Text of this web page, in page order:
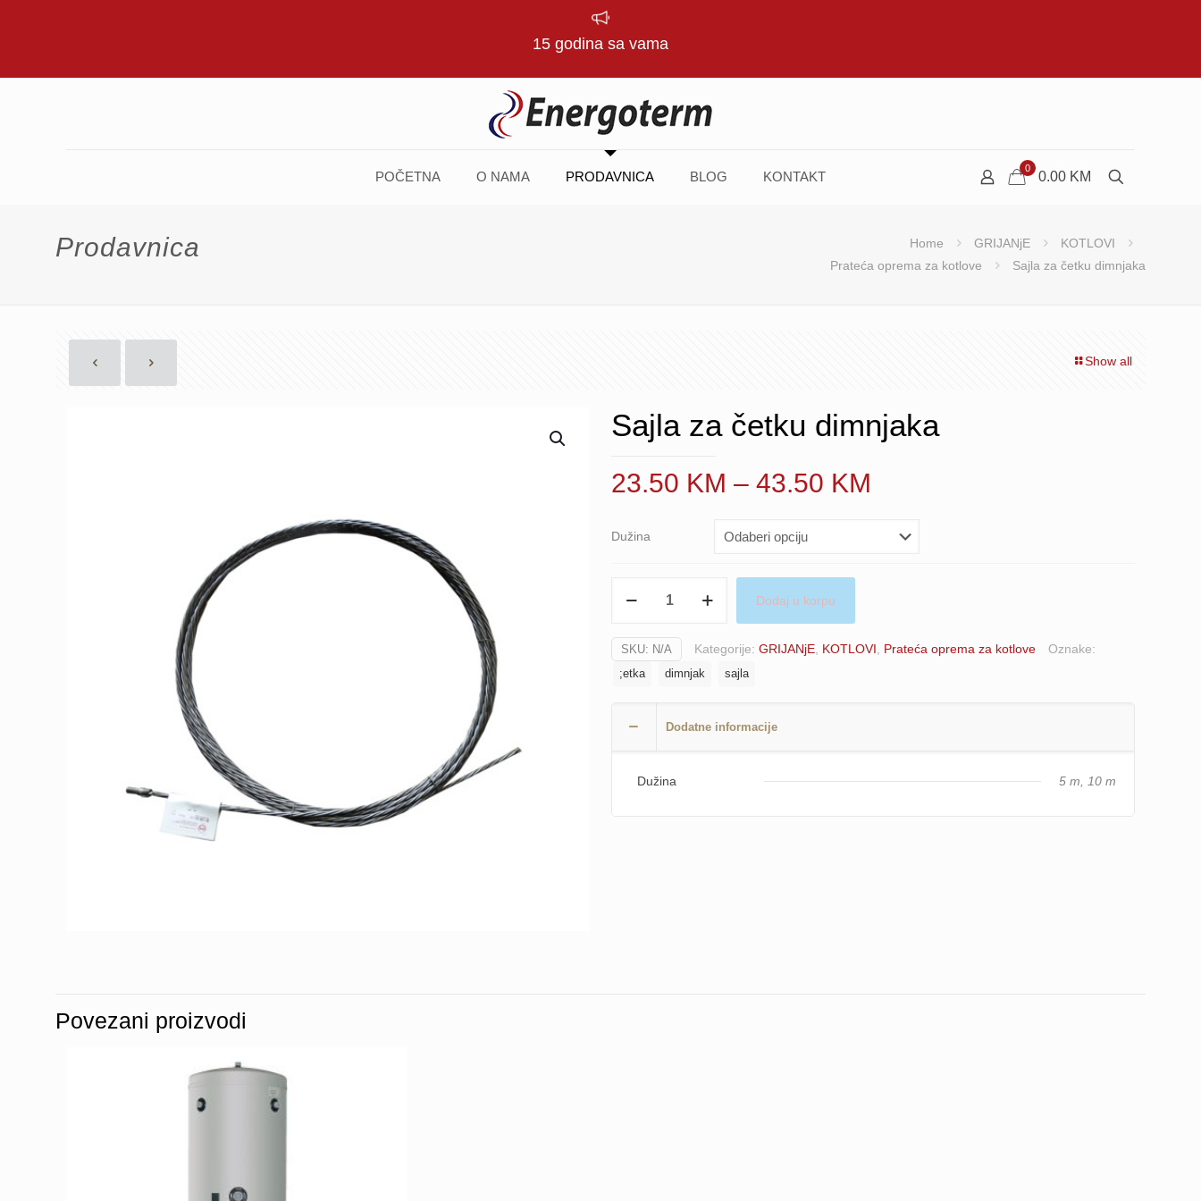
15 godina sa vama
POČETNA O NAMA PRODAVNICA BLOG KONTAKT
0
0.00 KM
Prodavnica Home GRIJANjE
KOTLOVI
Prateća oprema za kotlove
Sajla za četku dimnjaka
Show all
Sajla za četku dimnjaka
23.50 KM – 43.50 KM
23.50 KM
Dužina
dimnjaka
količina
Dodaj u korpu
SKU: N/A Kategorije: GRIJANjE KOTLOVI Prateća oprema za kotlove Oznake:
;etka dimnjak sajla
Dodatne informacije
Dužina 5 m, 10 m
Povezani proizvodi